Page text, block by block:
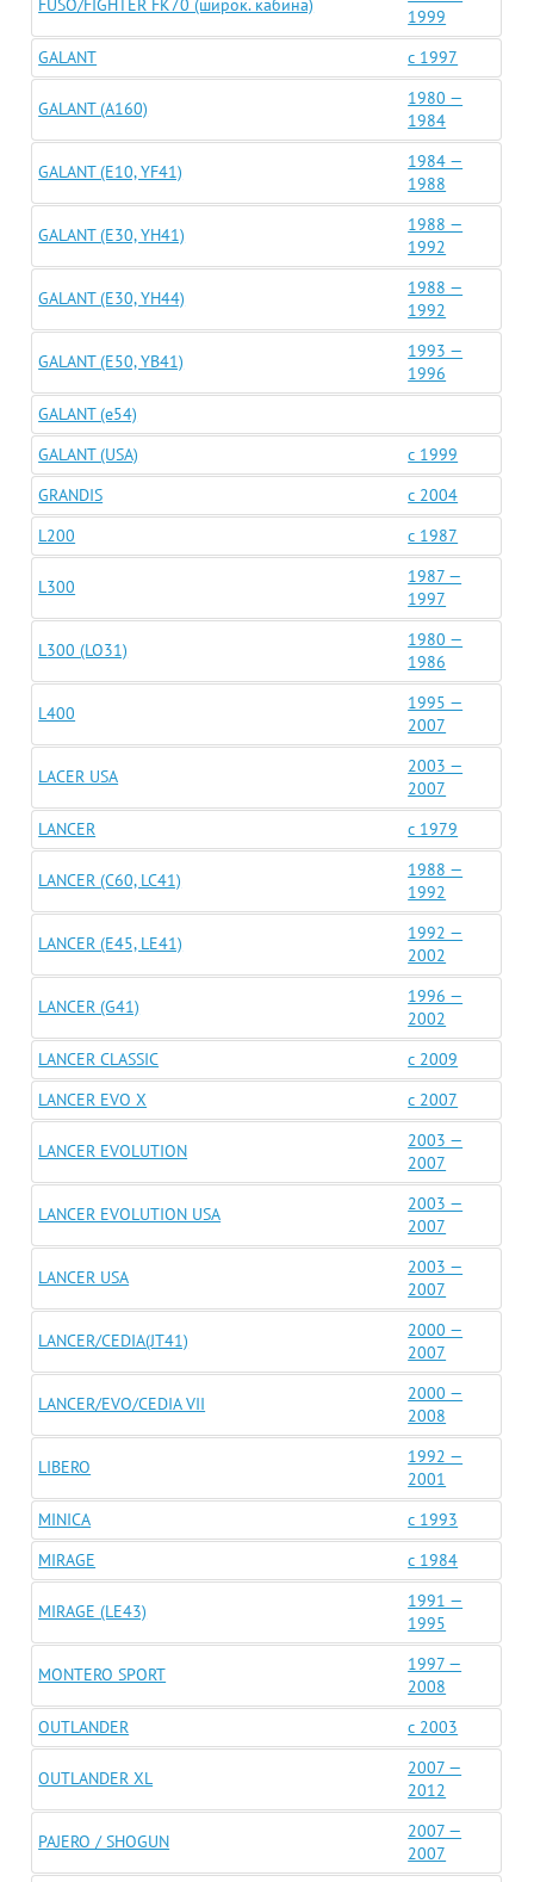
FUSO/FIGHTER FK70 (широк. кабина)
1999
GALANT
c 1997
GALANT (A160)
1980 —
1984
GALANT (E10, YF41)
1984 —
1988
GALANT (E30, YH41)
1988 —
1992
GALANT (E30, YH44)
1988 —
1992
GALANT (E50, YB41)
1993 —
1996
GALANT (e54)
GALANT (USA)
c 1999
GRANDIS
c 2004
L200
c 1987
L300
1987 —
1997
L300 (LO31)
1980 —
1986
L400
1995 —
2007
LACER USA
2003 —
2007
LANCER
c 1979
LANCER (C60, LC41)
1988 —
1992
LANCER (E45, LE41)
1992 —
2002
LANCER (G41)
1996 —
2002
LANCER CLASSIC
c 2009
LANCER EVO X
c 2007
LANCER EVOLUTION
2003 —
2007
LANCER EVOLUTION USA
2003 —
2007
LANCER USA
2003 —
2007
LANCER/CEDIA(JT41)
2000 —
2007
LANCER/EVO/CEDIA VII
2000 —
2008
LIBERO
1992 —
2001
MINICA
c 1993
MIRAGE
c 1984
MIRAGE (LE43)
1991 —
1995
MONTERO SPORT
1997 —
2008
OUTLANDER
c 2003
OUTLANDER XL
2007 —
2012
PAJERO / SHOGUN
2007 —
2007